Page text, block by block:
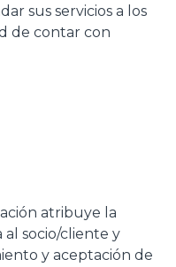
sus servicios a los
de contar con
atribuye la
socio/cliente y
y aceptación de